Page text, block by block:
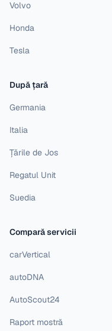
Volvo
Honda
Tesla
După țară
Germania
Italia
Țările de Jos
Regatul Unit
Suedia
Compară servicii
carVertical
autoDNA
AutoScout24
Raport mostră